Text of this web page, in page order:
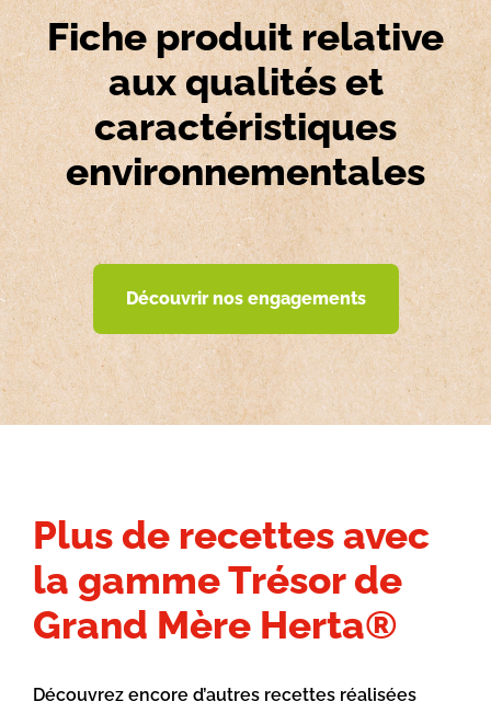
Fiche produit relative
aux qualités et
caractéristiques
environnementales
Découvrir nos engagements
Plus de recettes avec
la gamme Trésor de
Grand Mère Herta®
Découvrez encore d’autres recettes réalisées